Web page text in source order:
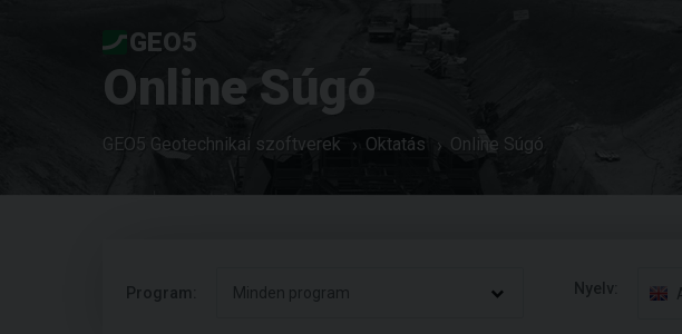
GEO5
Online Súgó
GEO5 Geotechnikai szoftverek Oktatás Online Súgó
Program: Minden program Nyelv: